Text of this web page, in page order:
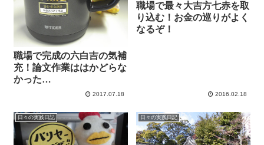
職場で完成の六白吉の気補
充！論文作業ははかどらな
かった…
2017.07.18
職場で最々大吉方七赤を取
り込む！お金の巡りがよく
なるぞ！
2016.02.18
日々の実践日記 日々の実践日記